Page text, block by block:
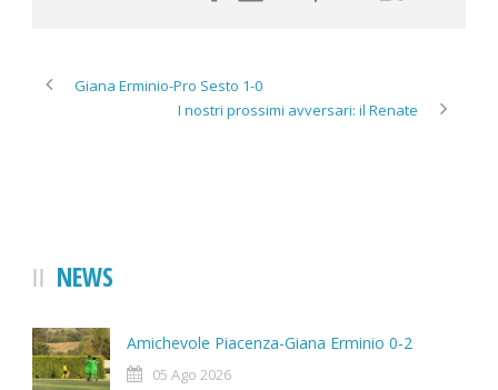
Giana Erminio-Pro Sesto 1-0
I nostri prossimi avversari: il Renate
NEWS
Amichevole Piacenza-Giana Erminio 0-2
05 Ago 2026